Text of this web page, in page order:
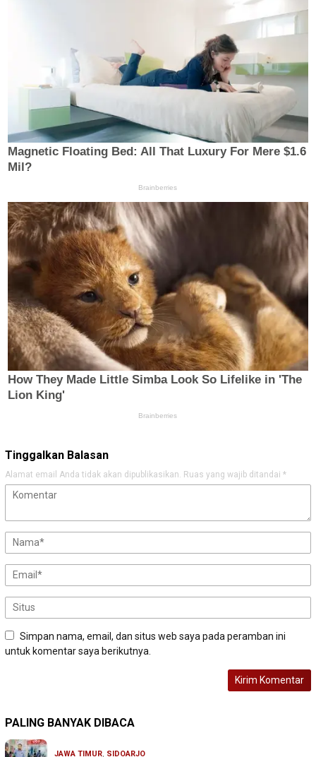
Tinggalkan Balasan
Alamat email Anda tidak akan dipublikasikan. Ruas yang wajib ditandai *
Simpan nama, email, dan situs web saya pada peramban ini
untuk komentar saya berikutnya.
PALING BANYAK DIBACA
JAWA TIMUR, SIDOARJO